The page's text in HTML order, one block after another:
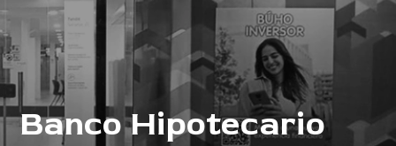
Banco Hipotecario